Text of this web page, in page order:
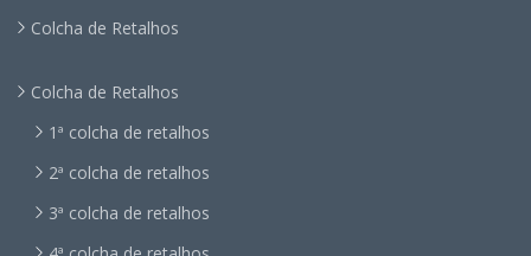
Colcha de Retalhos
Colcha de Retalhos
1ª colcha de retalhos
2ª colcha de retalhos
3ª colcha de retalhos